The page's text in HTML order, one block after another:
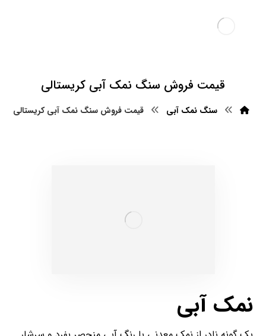
قیمت فروش سنگ نمک آبی کریستالی
سنگ نمک آبی قیمت فروش سنگ نمک آبی کریستالی
نمک آبی